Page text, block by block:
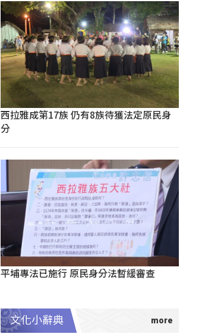
西拉雅成第17族 仍有8族待獲法定原民身
分
平埔專法已施行 原民身分法暫緩審查
文化小辭典